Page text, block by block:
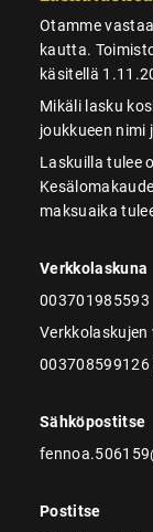
Otamme
kautta.
käsitellä
Mikäli lasku
joukkueen nimi
Laskuilla tulee
maksuaika
Verkkolaskuna
003701985593
003708599126
Sähköpostitse
Postitse